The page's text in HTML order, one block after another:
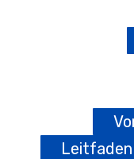
Leitfaden